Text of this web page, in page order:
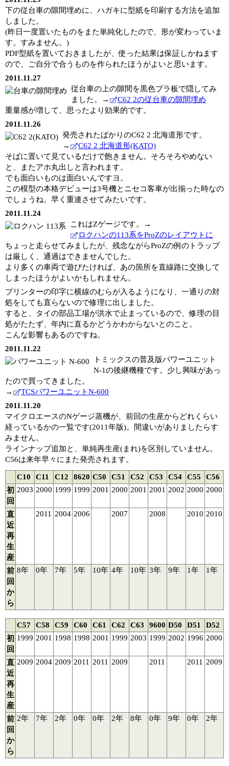
下の従台車の隙間埋めに、ハガキに型紙を印刷する方法を追加
しました。
(昨日一度置いたものをまた単純化したので、形が変わっていま
す。すみません。)
PDF型紙を置いておきましたが、使った結果は保証しかねます
ので、ご自分で合うものを作られたほうがよいと思います。
2011.11.27
従台車の上の隙間を黒色プラ板で隠してみ
ました。→
C62 2の従台車の隙間埋め
重量感が増して、思ったより効果的です。
2011.11.26
発売されたばかりのC62 2 北海道形です。
→
C62 2 北海道形(KATO)
そばに置いて見ているだけで飽きません。そろそろやめない
と、またアホ丸出しと言われます。
でも面白いものは面白いんですヨ。
この模型の本格デビューは3号機とニセコ客車が出揃った時なの
でしょうね。早く重連させてみたいです。
2011.11.24
これはZゲージです。→
ロクハンの113系をProZのレイアウトに
ちょっと走らせてみましたが、残念ながらProZの例のトラップ
は厳しく、通過はできませんでした。
より多くの車両で遊びたければ、あの箇所を直線路に交換して
しまったほうがよいかもしれません。
プリンターの印字に横線のむらが入るようになり、一通りの対
処をしても直らないので修理に出しました。
すると、タイの部品工場が洪水で止まっているので、修理の目
処がたたず、年内に直るかどうかわからないとのこと。
こんな影響もあるのですね。
2011.11.22
トミックスの普及版パワーユニット
N-1の後継機種です。少し興味があっ
たので買ってきました。
→
TCSパワーユニットN-600
2011.11.20
マイクロエースのNゲージ蒸機が、前回の生産からどれくらい
経っているかの一覧です(2011年版)。間違いがありましたらす
みません。
ラインナップ追加と、単純再生産(まれ)を区別していません。
C56は来年早々にまた発売されます。
C10 C11 C12 8620 C50 C51 C52 C53 C54 C55
C56
初
回
2003 2000 1999 1999 2001 2000 2001 2001 2002 2000 2000
直
近
再
生
産
2011 2004 2006 2007 2008 2010 2010
前
回
か
ら
8年 0年 7年 5年 10年 4年 10年 3年 9年 1年 1年
C57 C58 C59 C60 C61 C62 C63 9600 D50 D51
D52
初
回
1999 2001 1998 1998 2001 1999 2003 1999 2002 1996 2000
直
近
再
生
産
2009 2004 2009 2011 2011 2009 2011 2011 2009
前
回
か
ら
2年 7年 2年 0年 0年 2年 8年 0年 9年 0年 2年